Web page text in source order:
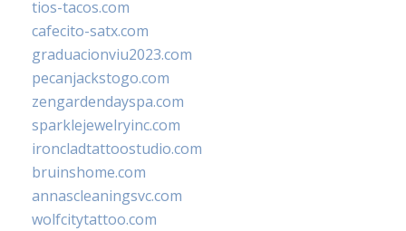
tios-tacos.com
cafecito-satx.com
graduacionviu2023.com
pecanjackstogo.com
zengardendayspa.com
sparklejewelryinc.com
ironcladtattoostudio.com
bruinshome.com
annascleaningsvc.com
wolfcitytattoo.com